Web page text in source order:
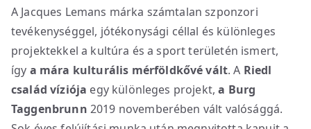
A Jacques Lemans márka számtalan szponzori
tevékenységgel, jótékonysági céllal és különleges
projektekkel a kultúra és a sport területén ismert,
így a mára kulturális mérföldkővé vált. A Riedl
család víziója egy különleges projekt,a Burg
Taggenbrunn 2019 novemberében vált valósággá.